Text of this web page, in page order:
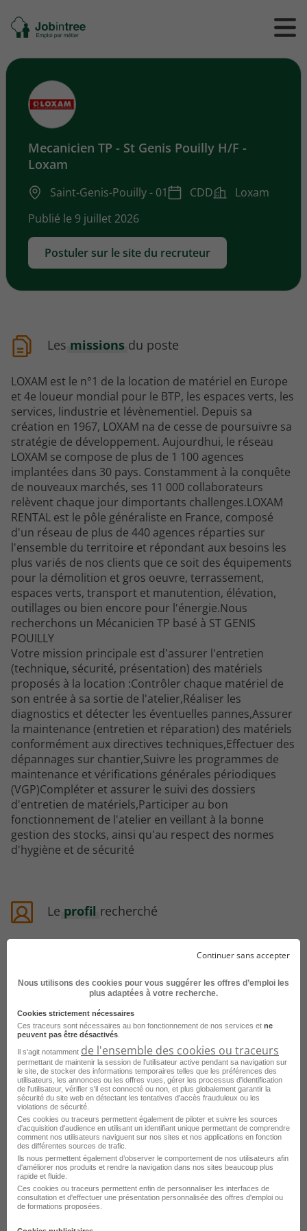
Se
rendre
Ouvrir
/
le
Mecanicien TP - St Genis Pouilly H/F -
Loxam
Saint-Genis-Pouilly - 01 CDD
Loxam
Publié le 9 juillet 2026
Postuler sur le site du recruteur
Les missions du poste
LOXAM est le n°1 de la location de matériel en Europe
et 4e loueur mondial pour le BTP, les espaces verts, les
services, lindustrie et lévènementiel. Depuis sa
création en 1967, LOXAM na de cesse de poursuivre sa
stratégie de développement. Aujourdhui, le réseau
LOXAM se compose de plus de 1 100 agences
implantées dans 30 pays. Constamment à la conquête
de nouveaux marchés, ses 11 000 collaborateurs
relèvent chaque jour dimportants challenges.LOXAM
RENTAL est le pôle généraliste en France, composé
d'un réseau de plus de 440 agences réparties sur
l'ensemble du territoire et répondant aux besoins les
plus variés de nos clients que ce soit des équipements
pour la démolition et gros oeuvre, terrassement,
espaces verts, transport et manutention, élévation,
outillages ou bien encore pour l'énergie.Nous
recherchons un Mécanicien TP basé à ST GENIS
POUILLY
Votre mission principale est d'assurer l'entretien
(technique, sécurité, présentation) des matériels
proposés à la location :Contrôler chaque matériel de
son entrée à sa sortie de l'atelier,Réaliser les
diagnostics et détecter les éventuelles pannes,Assurer
la maintenance (entretien et réparation) des matériels
conformément aux directives techniques,Effectuer des
dépannages sur chantier,Suivre les programmes de
maintenance et vérifications générales périodiques
(VGP)Compléter et assurer le suivi des dossiers
d'entretien de matériels,Participer au bon
fonctionnement de l'atelier en veillant à la bonne
gestion des stocks, ainsi qu'au respect des normes
d'hygiène et de sécurité
Le profil recherché
dominante technique (maintenance industrielle,
maintenance engins TP ou agricoles,...) avec une
première expérience dans un poste
similaire.Professionnel(le) reconnu en maintenance
technique, vos connaissances du matériel BTP
associés à votre sens du service et votre esprit
d'équipe seront autant d'atouts pour réussir dans vos
missions.Poste similaire : technicien de
maintenanceDécouvrez toutes nos offres d'emplois,
notre culture, à travers notre site de recrutement:
www.loxamtalent.com
Postuler sur le site du recruteur
Continuer sans accepter
Nous utilisons des cookies pour vous suggérer les offres d’emploi les
plus adaptées à votre recherche.
Cookies strictement nécessaires
Ces traceurs sont nécessaires au bon fonctionnement de nos services et ne
peuvent pas être désactivés
Il s'agit notamment de l'ensemble des cookies ou traceurs
permettant de maintenir la session de l'utilisateur active pendant sa navigation sur
le site, de stocker des informations temporaires telles que les préférences des
utilisateurs, les annonces ou les offres vues, gérer les processus d'identification
de l'utilisateur, vérifier s'il est connecté ou non, et plus globalement garantir la
sécurité du site web en détectant les tentatives d'accès frauduleux ou les
violations de sécurité.
Ces cookies ou traceurs permettent également de piloter et suivre les sources
d'acquisition d'audience en utilisant un identifiant unique permettant de comprendre
comment nos utilisateurs naviguent sur nos sites et nos applications en fonction
des différentes sources de trafic.
Ils nous permettent également d’observer le comportement de nos utilisateurs afin
d'améliorer nos produits et rendre la navigation dans nos sites beaucoup plus
rapide et fluide.
Ces cookies ou traceurs permettent enfin de personnaliser les interfaces de
consultation et d'effectuer une présentation personnalisée des offres d'emploi ou
de formations proposées.